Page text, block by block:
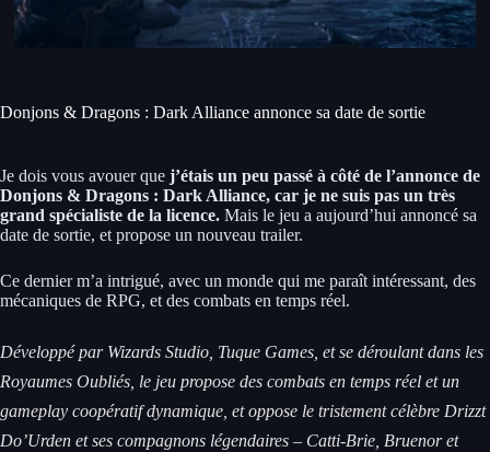
Donjons & Dragons : Dark Alliance annonce sa date de sortie
Je dois vous avouer que j’étais un peu passé à côté de l’annonce de
Donjons & Dragons : Dark Alliance, car je ne suis pas un très
grand spécialiste de la licence. Mais le jeu a aujourd’hui annoncé sa
date de sortie, et propose un nouveau trailer.
Ce dernier m’a intrigué, avec un monde qui me paraît intéressant, des
mécaniques de RPG, et des combats en temps réel.
Développé par Wizards Studio, Tuque Games, et se déroulant dans les
Royaumes Oubliés, le jeu propose des combats en temps réel et un
gameplay coopératif dynamique, et oppose le tristement célèbre Drizzt
Do’Urden et ses compagnons légendaires – Catti-Brie, Bruenor et